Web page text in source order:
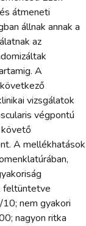
átmeneti
állnak annak a
az
A
vizsgálatok
végpontú
követő
A mellékhatások
feltüntetve
nem gyakori
nagyon ritka